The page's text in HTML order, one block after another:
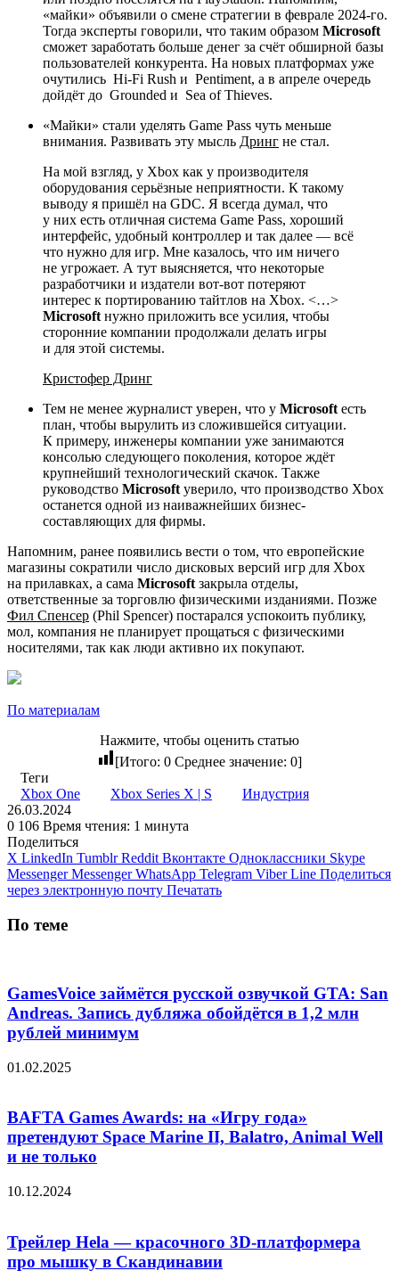
«майки» объявили о смене стратегии в феврале 2024-го.
Тогда эксперты говорили, что таким образом Microsoft
сможет заработать больше денег за счёт обширной базы
пользователей конкурента. На новых платформах уже
очутились Hi-Fi Rush и Pentiment, а в апреле очередь
дойдёт до Grounded и Sea of ​​Thieves.
«Майки» стали уделять Game Pass чуть меньше
внимания. Развивать эту мысль Дринг не стал.
На мой взгляд, у Xbox как у производителя
оборудования серьёзные неприятности. К такому
выводу я пришёл на GDC. Я всегда думал, что
у них есть отличная система Game Pass, хороший
интерфейс, удобный контроллер и так далее — всё
что нужно для игр. Мне казалось, что им ничего
не угрожает. А тут выясняется, что некоторые
разработчики и издатели вот-вот потеряют
интерес к портированию тайтлов на Xbox. <…>
Microsoft нужно приложить все усилия, чтобы
сторонние компании продолжали делать игры
и для этой системы.
Кристофер Дринг
Тем не менее журналист уверен, что у Microsoft есть
план, чтобы вырулить из сложившейся ситуации.
К примеру, инженеры компании уже занимаются
консолью следующего поколения, которое ждёт
крупнейший технологический скачок. Также
руководство Microsoft уверило, что производство Xbox
останется одной из наиважнейших бизнес-
составляющих для фирмы.
Напомним, ранее появились вести о том, что европейские
магазины сократили число дисковых версий игр для Xbox
на прилавках, а сама Microsoft закрыла отделы,
ответственные за торговлю физическими изданиями. Позже
Фил Спенсер (Phil Spencer) постарался успокоить публику,
мол, компания не планирует прощаться с физическими
носителями, так как люди активно их покупают.
По материалам
Нажмите, чтобы оценить статью
[Итого: 0 Среднее значение: 0]
Теги
Xbox One
Xbox Series X | S
Индустрия
26.03.2024
0 106 Время чтения: 1 минута
Поделиться
X LinkedIn Tumblr Reddit Вконтакте Одноклассники Skype
Messenger Messenger WhatsApp Telegram Viber Line Поделиться
через электронную почту Печатать
По теме
GamesVoice займётся русской озвучкой GTA: San
Andreas. Запись дубляжа обойдётся в 1,2 млн
рублей минимум
01.02.2025
BAFTA Games Awards: на «Игру года»
претендуют Space Marine II, Balatro, Animal Well
и не только
10.12.2024
Трейлер Hela — красочного 3D-платформера
про мышку в Скандинавии